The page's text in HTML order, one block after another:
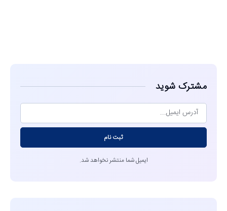
مشترک شوید
ثبت نام
ایمیل شما منتشر نخواهد شد.